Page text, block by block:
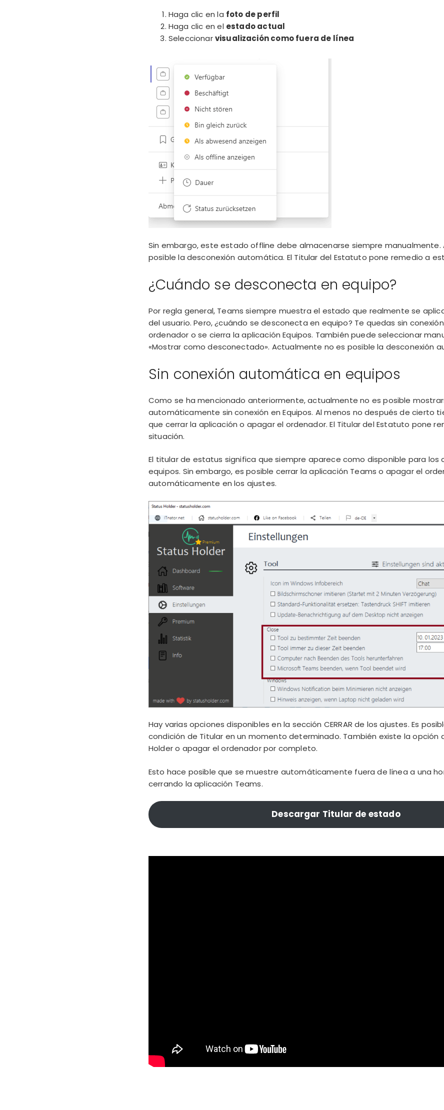
Haga clic en la foto de perfil
Haga clic en el estado actual
Seleccionarvisualización como fuera de línea
Sin embargo, este estado offline debe almacenarse siempre
posible la desconexión automática. El Titular del Estatuto pone remedio a
¿Cuándo se desconecta en equipo?
Por regla general, Teams siempre muestra el estado que realmente se
del usuario. Pero, ¿cuándo se desconecta en equipo? Te quedas sin
ordenador o se cierra la aplicación Equipos. También puede seleccionar
«Mostrar como desconectado». Actualmente no es posible la desconexión
Sin conexión automática en equipos
Como se ha mencionado anteriormente, actualmente no es posible
automáticamente sin conexión en Equipos. Al menos no después de cierto
que cerrar la aplicación o apagar el ordenador. El Titular del Estatuto pone
situación.
El titular de estatus significa que siempre aparece como disponible para los
equipos. Sin embargo, es posible cerrar la aplicación Teams o apagar el
automáticamente en los ajustes.
Hay varias opciones disponibles en la sección CERRAR de los ajustes. Es
condición de Titular en un momento determinado. También existe la opción
Holder o apagar el ordenador por completo.
Esto hace posible que se muestre automáticamente fuera de línea a una
cerrando la aplicación Teams.
Descargar Titular de estado